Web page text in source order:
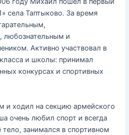
Таптыково. За время
любознательным и
Активно участвовал в
и школы: принимал
конкурсах и спортивных
и ходил на секцию армейского
очень любил спорт и всегда
занимался в спортивном